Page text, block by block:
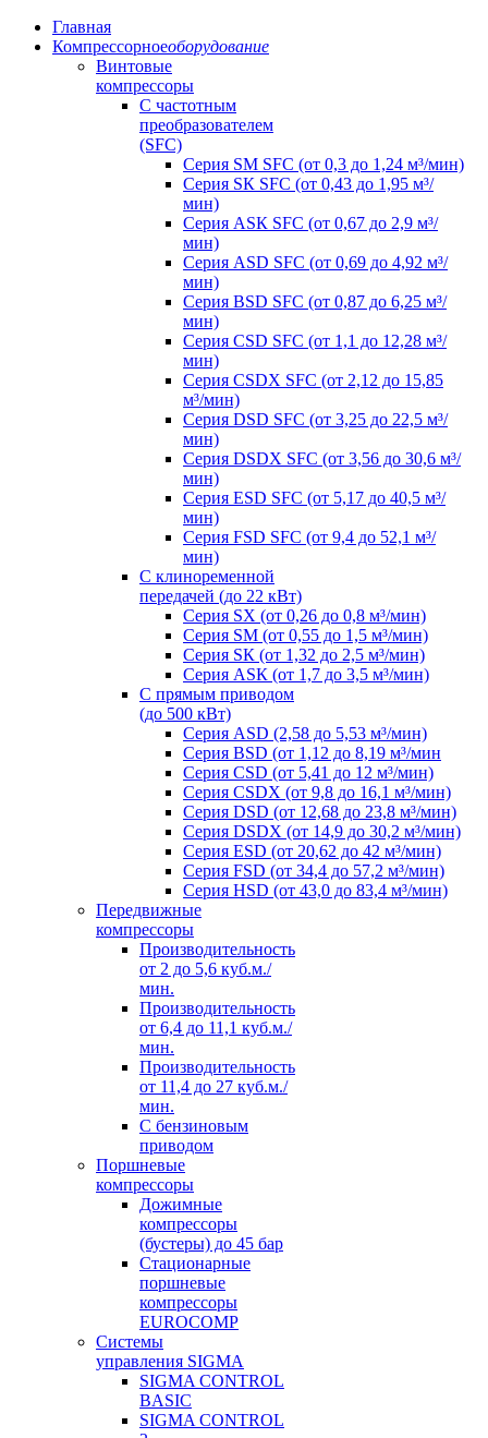
Главная
Компрессорноеоборудование
Винтовые
компрессоры
C частотным
преобразователем
(SFC)
Серия SM SFC (от 0,3 до 1,24 м³/мин)
Серия SК SFC (от 0,43 до 1,95 м³/
мин)
Серия АSК SFC (от 0,67 до 2,9 м³/
мин)
Серия АSD SFC (от 0,69 до 4,92 м³/
мин)
Серия ВSD SFC (от 0,87 до 6,25 м³/
мин)
Серия СSD SFC (от 1,1 до 12,28 м³/
мин)
Серия СSDХ SFC (от 2,12 до 15,85
м³/мин)
Серия DSD SFC (от 3,25 до 22,5 м³/
мин)
Серия DSDХ SFC (от 3,56 до 30,6 м³/
мин)
Серия ESD SFC (от 5,17 до 40,5 м³/
мин)
Серия FSD SFC (от 9,4 до 52,1 м³/
мин)
С клиноременной
передачей (до 22 кВт)
Серия SX (от 0,26 до 0,8 м³/мин)
Серия SM (от 0,55 до 1,5 м³/мин)
Серия SК (от 1,32 до 2,5 м³/мин)
Серия АSК (от 1,7 до 3,5 м³/мин)
С прямым приводом
(до 500 кВт)
Серия ASD (2,58 до 5,53 м³/мин)
Серия BSD (от 1,12 до 8,19 м³/мин
Серия CSD (от 5,41 до 12 м³/мин)
Серия СSDХ (от 9,8 до 16,1 м³/мин)
Серия DSD (от 12,68 до 23,8 м³/мин)
Серия DSDХ (от 14,9 до 30,2 м³/мин)
Серия ESD (от 20,62 до 42 м³/мин)
Серия FSD (от 34,4 до 57,2 м³/мин)
Серия HSD (от 43,0 до 83,4 м³/мин)
Передвижные
компрессоры
Производительноcть
от 2 до 5,6 куб.м./
мин.
Производительноcть
от 6,4 до 11,1 куб.м./
мин.
Производительноcть
от 11,4 до 27 куб.м./
мин.
С бензиновым
приводом
Поршневые
компрессоры
Дожимные
компрессоры
(бустеры) до 45 бар
Стационарные
поршневые
компрессоры
EUROCOMP
Системы
управления SIGMA
SIGMA CONTROL
BASIC
SIGMA CONTROL